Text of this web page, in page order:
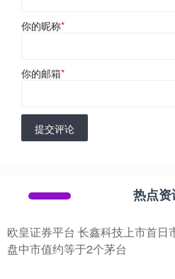
你的昵称*
你的邮箱*
提交评论
热点资
欧皇证券平台 长鑫科技上市首日
盘中市值约等于2个茅台